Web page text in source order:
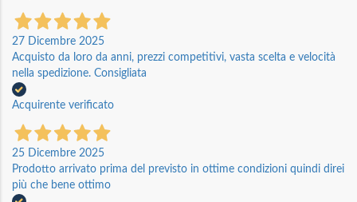
27 Dicembre 2025
Acquisto da loro da anni, prezzi competitivi, vasta scelta e velocità
nella spedizione. Consigliata
Acquirente verificato
25 Dicembre 2025
Prodotto arrivato prima del previsto in ottime condizioni quindi direi
più che bene ottimo